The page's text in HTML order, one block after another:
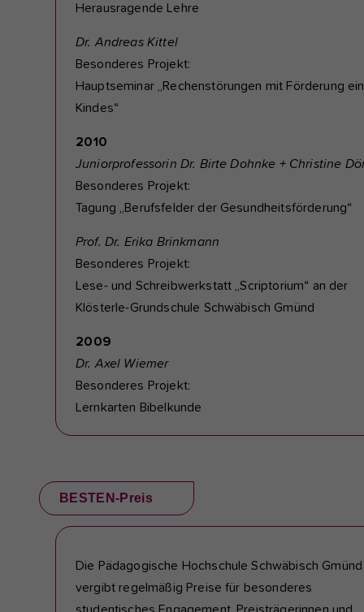
Herausragende Lehre
Dr. Andreas Kittel
Besonderes Projekt:
Hauptseminar „Rechenstörungen mit Förderung
Kindes“
2010
Juniorprofessorin Dr. Birte Dohnke + Christine
Besonderes Projekt:
Tagung „Berufsfelder der Gesundheitsförderung“
Prof. Dr. Erika Brinkmann
Besonderes Projekt:
Lese- und Schreibwerkstatt „Scriptorium“ an der
Klösterle-Grundschule Schwäbisch Gmünd
2009
Dr. Axel Wiemer
Besonderes Projekt:
Lernkarten Bibelkunde
BESTEN-Preis
Die Pädagogische Hochschule Schwäbisch Gmünd
vergibt regelmäßig Preise für besonderes